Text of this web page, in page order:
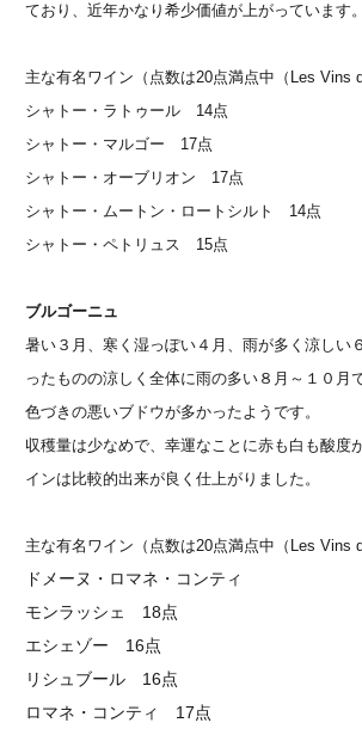
ており、近年かなり希少価値が上がっています。
主な有名ワイン（点数は20点満点中（Les Vins
シャトー・ラトゥール 14点
シャトー・マルゴー 17点
シャトー・オーブリオン 17点
シャトー・ムートン・ロートシルト 14点
シャトー・ペトリュス 15点
ブルゴーニュ
暑い３月、寒く湿っぽい４月、雨が多く涼しい
ったものの涼しく全体に雨の多い８月～１０月
色づきの悪いブドウが多かったようです。
収穫量は少なめで、幸運なことに赤も白も酸度
インは比較的出来が良く仕上がりました。
主な有名ワイン（点数は20点満点中（Les Vins
ドメーヌ・ロマネ・コンティ
モンラッシェ 18点
エシェゾー 16点
リシュブール 16点
ロマネ・コンティ 17点